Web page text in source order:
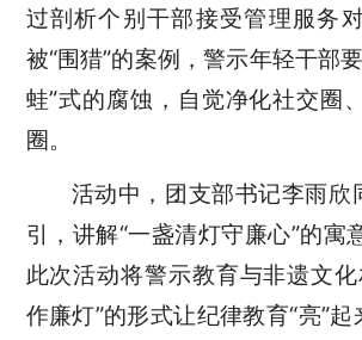
过剖析个别干部接受管理服务
被“围猎”的案例，警示年轻干部
蛙”式的腐蚀，自觉净化社交圈
圈。
活动中，团支部书记李雨欣
引，讲解“一盏清灯守廉心”的寓
此次活动将警示教育与非遗文
作廉灯”的形式让纪律教育“亮”起